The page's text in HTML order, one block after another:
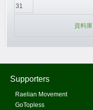
31
資料庫
Supporters
Raelian Movement
GoTopless